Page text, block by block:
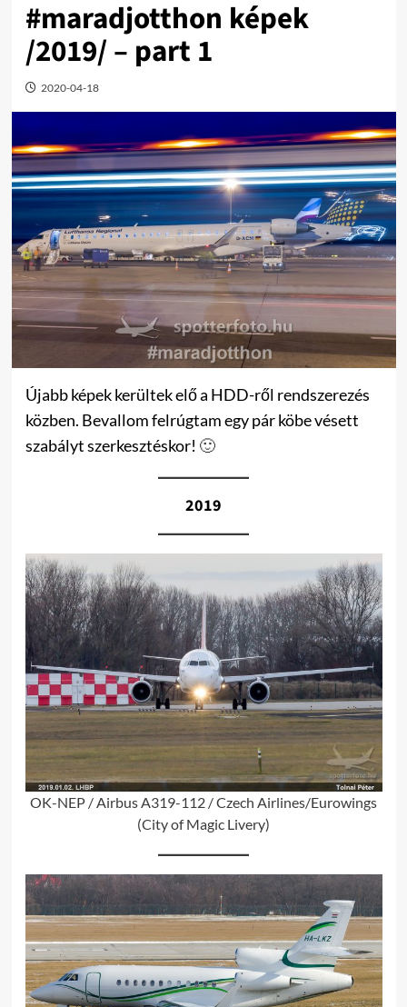
#maradjotthon képek
/2019/ – part 1
2020-04-18
Újabb képek kerültek elő a HDD-ről rendszerezés
közben. Bevallom felrúgtam egy pár köbe vésett
szabályt szerkesztéskor! 🙂
2019
OK-NEP / Airbus A319-112 / Czech Airlines/Eurowings
(City of Magic Livery)